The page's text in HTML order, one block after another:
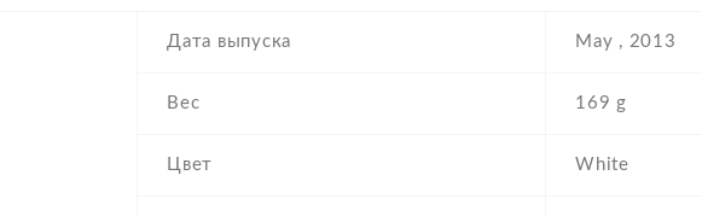
Дата выпуска May , 2013
Вес 169 g
Цвет White